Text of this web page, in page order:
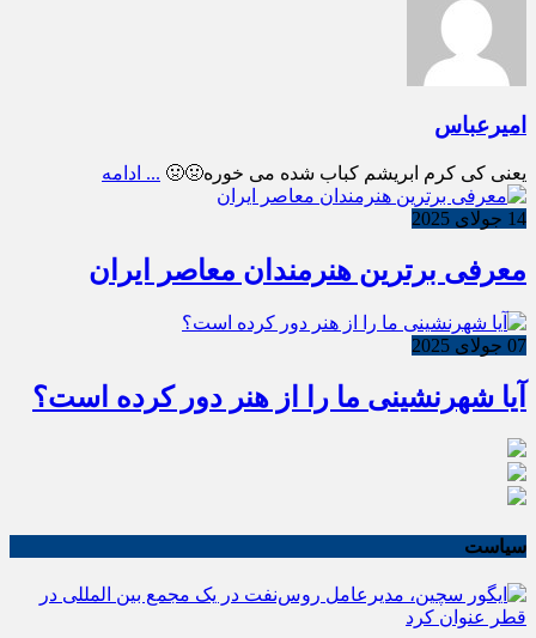
امیرعباس
یعنی کی کرم ابریشم کباب شده می خوره🤢🤢 ... ادامه
14 جولای 2025
معرفی برترین هنرمندان معاصر ایران
07 جولای 2025
آیا شهرنشینی ما را از هنر دور کرده است؟
سیاست